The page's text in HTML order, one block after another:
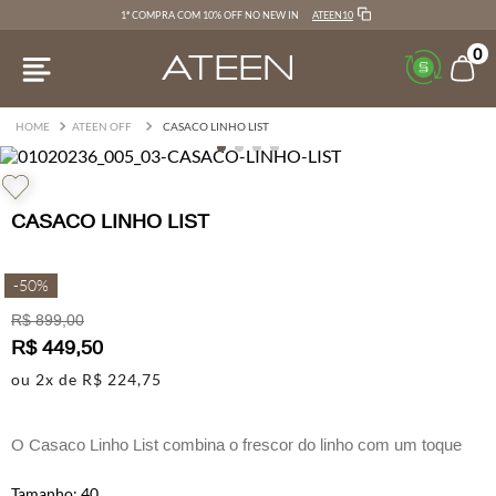
1ª COMPRA COM 10% OFF NO NEW IN ATEEN10
0
ATEEN OFF CASACO LINHO LIST
CASACO LINHO LIST
-50%
R$ 899,00
R$ 449,50
ou 2x de R$ 224,75
O Casaco Linho List combina o frescor do linho com um toque